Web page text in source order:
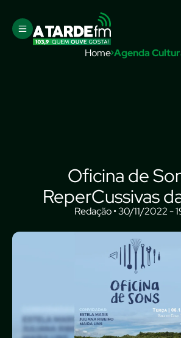
Home Agenda
Oficina de
ReperCussivas
Redação • 30/11/2022 -